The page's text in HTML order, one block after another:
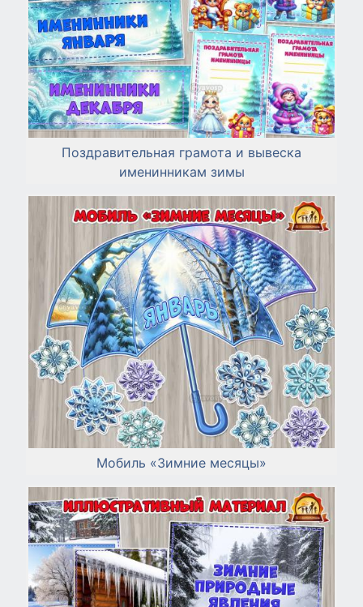
Поздравительная грамота и вывеска
именинникам зимы
Мобиль «Зимние месяцы»